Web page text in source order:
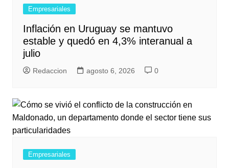
Empresariales
Inflación en Uruguay se mantuvo
estable y quedó en 4,3% interanual a
julio
Redaccion agosto 6, 2026 0
Empresariales